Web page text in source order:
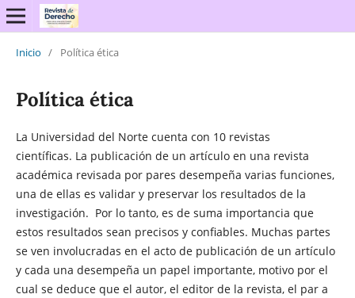
Inicio / Política ética
Política ética
La Universidad del Norte cuenta con 10 revistas
científicas. La publicación de un artículo en una revista
académica revisada por pares desempeña varias funciones,
una de ellas es validar y preservar los resultados de la
investigación. Por lo tanto, es de suma importancia que
estos resultados sean precisos y confiables. Muchas partes
se ven involucradas en el acto de publicación de un artículo
y cada una desempeña un papel importante, motivo por el
cual se deduce que el autor, el editor de la revista, el par a